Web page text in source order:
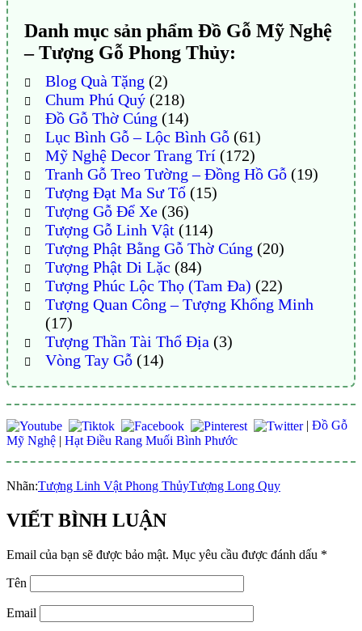
Danh mục sản phẩm Đồ Gỗ Mỹ Nghệ
– Tượng Gỗ Phong Thủy:
Blog Quà Tặng (2)
Chum Phú Quý(218)
Đồ Gỗ Thờ Cúng (14)
Lục Bình Gỗ – Lộc Bình Gỗ(61)
Mỹ Nghệ Decor Trang Trí(172)
Tranh Gỗ Treo Tường – Đồng Hồ Gỗ(19)
Tượng Đạt Ma Sư Tổ(15)
Tượng Gỗ Để Xe(36)
Tượng Gỗ Linh Vật(114)
Tượng Phật Bằng Gỗ Thờ Cúng (20)
Tượng Phật Di Lặc (84)
Tượng Phúc Lộc Thọ (Tam Đa) (22)
Tượng Quan Công – Tượng Khổng Minh
(17)
Tượng Thần Tài Thổ Địa (3)
Vòng Tay Gỗ(14)
| Đồ Gỗ
Mỹ Nghệ | Hạt Điều Rang Muối Bình Phước
Nhãn:Tượng Linh Vật Phong ThủyTượng Long Quy
VIẾT BÌNH LUẬN
Email của bạn sẽ được bảo mật. Mục yêu cầu được đánh dấu *
Tên
Email